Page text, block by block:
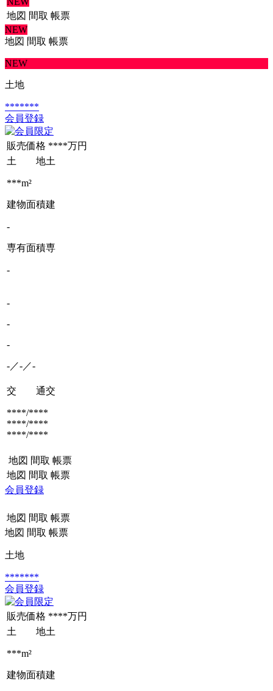
地図 間取 帳票
NEW
地図 間取 帳票
NEW
土地
*******
会員登録
販売価格 ****万円
土 地土
***m²
建物面積建
-
専有面積専
-
-
-
-
-／-／-
交 通交
****/****
****/****
****/****
地図 間取 帳票
地図 間取 帳票
会員登録
地図 間取 帳票
地図 間取 帳票
土地
*******
会員登録
販売価格 ****万円
土 地土
***m²
建物面積建